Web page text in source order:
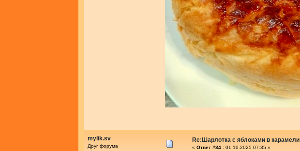
mylik.sv
Друг форума
Re:Шарлотка с яблоками в карамели
« Ответ #34 : 01.10.2025 07:35 »